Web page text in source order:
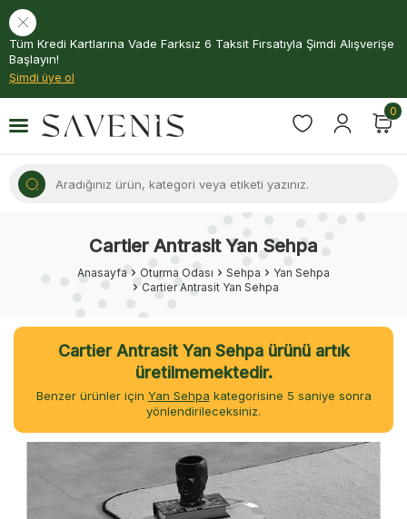
Tüm Kredi Kartlarına Vade Farksız 6 Taksit Fırsatıyla Şimdi Alışverişe
Başlayın!
Şimdi üye ol
0
Cartier Antrasit Yan Sehpa
Anasayfa Oturma Odası Sehpa
Yan Sehpa
Cartier Antrasit Yan Sehpa
Cartier Antrasit Yan Sehpa ürünü artık
üretilmemektedir.
Benzer ürünler için Yan Sehpa kategorisine 5 saniye sonra
yönlendirileceksiniz.